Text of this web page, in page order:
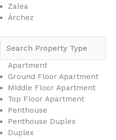
Zalea
Árchez
Apartment
Ground Floor Apartment
Middle Floor Apartment
Top Floor Apartment
Penthouse
Penthouse Duplex
Duplex